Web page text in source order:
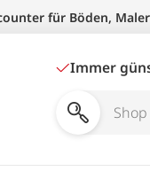
für Böden,
Immer
Shop